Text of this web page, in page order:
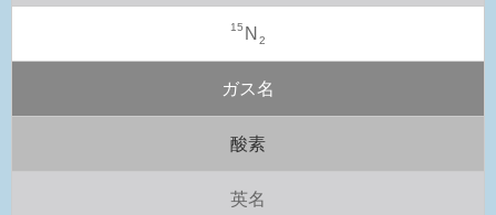
15 N 2
ガス名
酸素
英名